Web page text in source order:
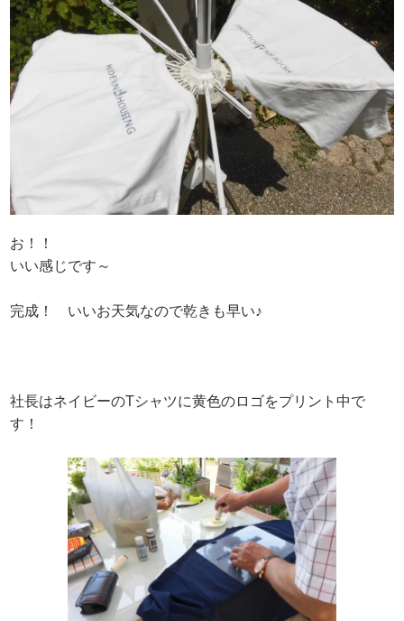
お！！
いい感じです～
完成！ いいお天気なので乾きも早い♪
社長はネイビーのTシャツに黄色のロゴをプリント中で
す！